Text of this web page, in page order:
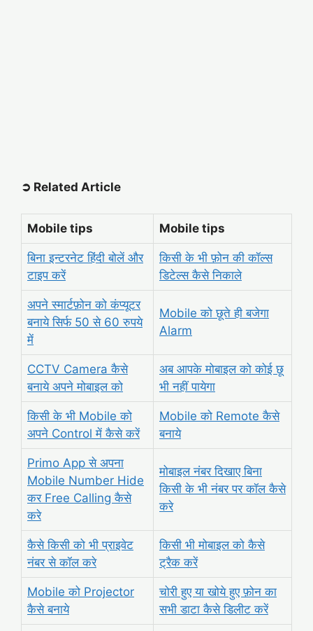
➲ Related Article
Mobile tips Mobile tips
बिना इन्टरनेट हिंदी बोलें और
टाइप करें
किसी के भी फ़ोन की कॉल्स
डिटेल्स कैसे निकाले
अपने स्मार्टफ़ोन को कंप्यूटर
बनाये सिर्फ 50 से 60 रुपये
में
Mobile को छूते ही बजेगा
Alarm
CCTV Camera कैसे
बनाये अपने मोबाइल को
अब आपकेमोबाइल को कोई छू
भी नहीं पायेगा
किसी के भी Mobile को
अपने Control में कैसे करें
Mobile को Remote कैसे
बनाये
Primo App से अपना
Mobile Number Hide
कर Free Calling कैसे
करे
मोबाइल नंबर दिखाए बिना
किसी के भी नंबर पर कॉल कैसे
करे
कैसे किसी को भी प्राइवेट
नंबर से कॉल करे
किसी भी मोबाइल को कैसे
ट्रैक करें
Mobile को Projector
कैसे बनाये
चोरी हुए या खोये हुए फ़ोन का
सभी डाटा कैसे डिलीट करें